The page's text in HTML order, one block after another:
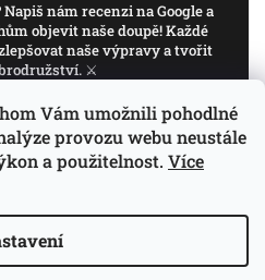
Vám umožnili pohodlné
provozu webu neustále
a použitelnost. Více
nám recenzi na Google a
objevit naše doupě! Každé
naše výpravy a tvořit
⚔️
na Google
psát příběh Cechu Hráčů.